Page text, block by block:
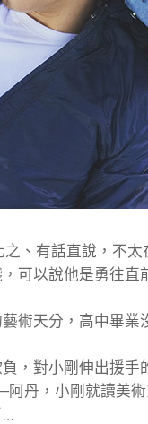
、有話直說，不太
可以說他是勇往直
術天分，高中畢業
，對小剛伸出援手
丹，小剛就讀美術